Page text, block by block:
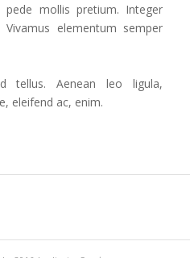
mollis pretium. Integer
Vivamus elementum semper
tellus. Aenean leo ligula,
eleifend ac, enim.